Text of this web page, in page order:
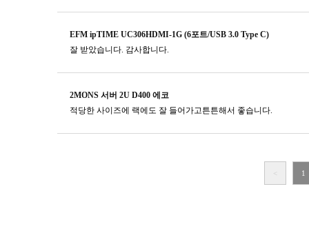
EFM ipTIME UC306HDMI-1G (6포트/USB 3.0 Type C)
잘 받았습니다. 감사합니다.
2MONS 서버 2U D400 에코
적당한 사이즈에 랙에도 잘 들어가고튼튼해서 좋습니다.
< 1